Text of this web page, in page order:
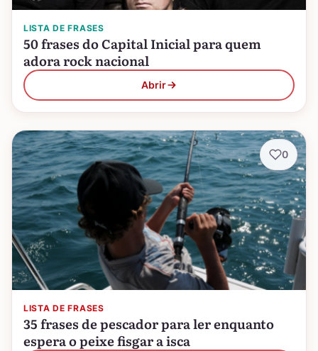
LISTA DE FRASES
50 frases do Capital Inicial para quem
adora rock nacional
Abrir
LISTA DE FRASES
35 frases de pescador para ler enquanto
espera o peixe fisgar a isca
0